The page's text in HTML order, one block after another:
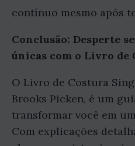
contínuo mesmo após
Conclusão: Desperte
únicas com o Livro de
O Livro de Costura
Brooks Picken, é um
transformar você em
Com explicações